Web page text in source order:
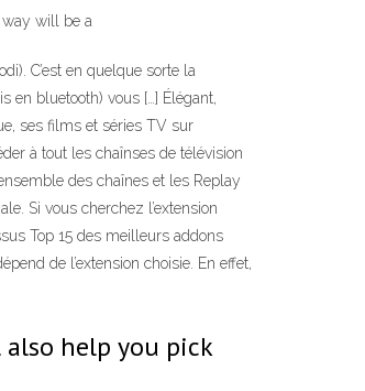
will be a
C’est en quelque sorte la
en bluetooth) vous […] Élégant,
ses films et séries TV sur
à tout les chaînses de télévision
des chaînes et les Replay
Si vous cherchez l’extension
Top 15 des meilleurs addons
de l’extension choisie. En effet,
help you pick